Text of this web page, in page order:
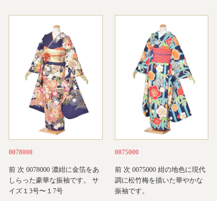
0078000
前 次 0078000 濃紺に金箔をあ
しらった豪華な振袖です。 サ
イズ１3号〜１7号
0075000
前 次 0075000 紺の地色に現代
調に松竹梅を描いた華やかな
振袖です。